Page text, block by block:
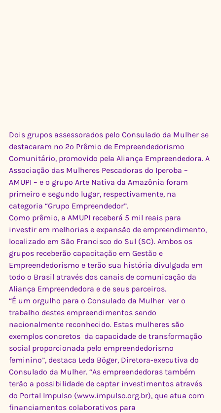
Dois grupos assessorados pelo Consulado da Mulher se
destacaram no 2º Prêmio de Empreendedorismo
Comunitário, promovido pela Aliança Empreendedora. A
Associação das Mulheres Pescadoras do Iperoba –
AMUPI – e o grupo Arte Nativa da Amazônia foram
primeiro e segundo lugar, respectivamente, na
categoria “Grupo Empreendedor”.
Como prêmio, a AMUPI receberá 5 mil reais para
investir em melhorias e expansão de empreendimento,
localizado em São Francisco do Sul (SC). Ambos os
grupos receberão capacitação em Gestão e
Empreendedorismo e terão sua história divulgada em
todo o Brasil através dos canais de comunicação da
Aliança Empreendedora e de seus parceiros.
“É um orgulho para o Consulado da Mulher  ver o
trabalho destes empreendimentos sendo
nacionalmente reconhecido. Estas mulheres são
exemplos concretos  da capacidade de transformação
social proporcionada pelo empreendedorismo
feminino”, destaca Leda Böger, Diretora-executiva do
Consulado da Mulher. “As empreendedoras também
terão a possibilidade de captar investimentos através
do Portal Impulso (www.impulso.org.br), que atua com
financiamentos colaborativos para